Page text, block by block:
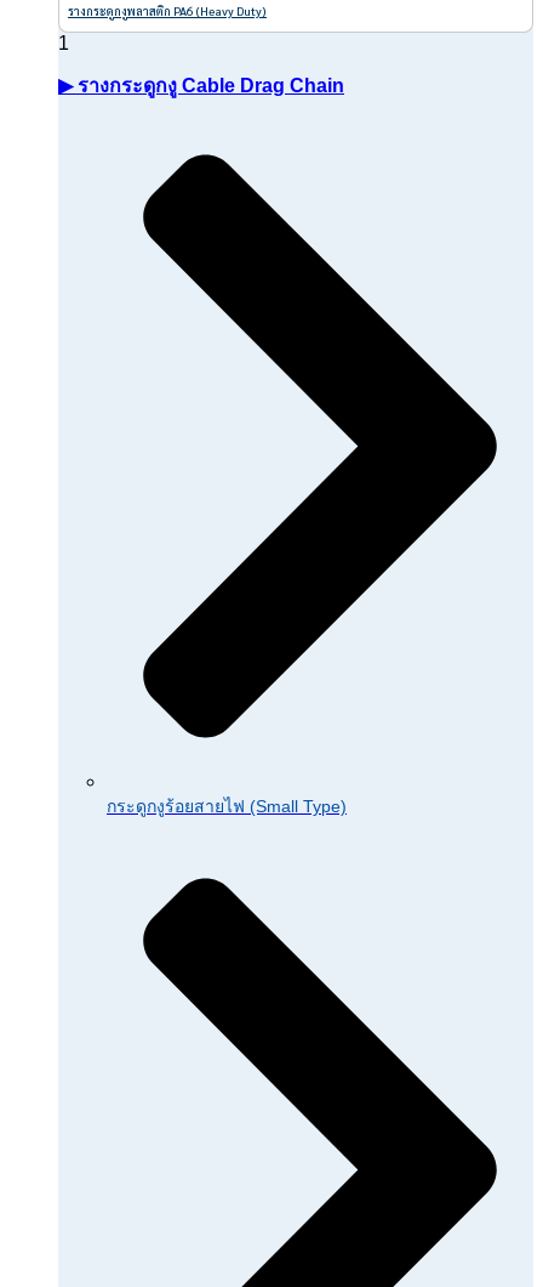
รางกระดูกงูพลาสติก PA6 (Heavy Duty)
▶ รางกระดูกงู Cable Drag Chain
กระดูกงูร้อยสายไฟ (Small Type)